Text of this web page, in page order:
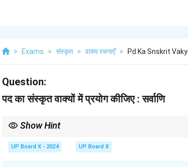
> Exams > संस्कृत > वाक्य रचनाएँ > Pd Ka Snskrit
Question:
पद का संस्कृत वाक्यों में प्रयोग कीजिए : सर्वाणि
Show Hint
UP Board X - 2024 UP Board X